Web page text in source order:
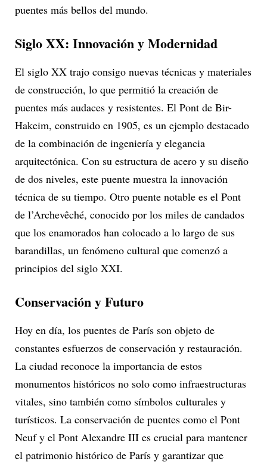
puentes más bellos del mundo.
Siglo XX: Innovación y Modernidad
El siglo XX trajo consigo nuevas técnicas y materiales
de construcción, lo que permitió la creación de
puentes más audaces y resistentes. El Pont de Bir-
Hakeim, construido en 1905, es un ejemplo destacado
de la combinación de ingeniería y elegancia
arquitectónica. Con su estructura de acero y su diseño
de dos niveles, este puente muestra la innovación
técnica de su tiempo. Otro puente notable es el Pont
de l’Archevêché, conocido por los miles de candados
que los enamorados han colocado a lo largo de sus
barandillas, un fenómeno cultural que comenzó a
principios del siglo XXI.
Conservación y Futuro
Hoy en día, los puentes de París son objeto de
constantes esfuerzos de conservación y restauración.
La ciudad reconoce la importancia de estos
monumentos históricos no solo como infraestructuras
vitales, sino también como símbolos culturales y
turísticos. La conservación de puentes como el Pont
Neuf y el Pont Alexandre III es crucial para mantener
el patrimonio histórico de París y garantizar que